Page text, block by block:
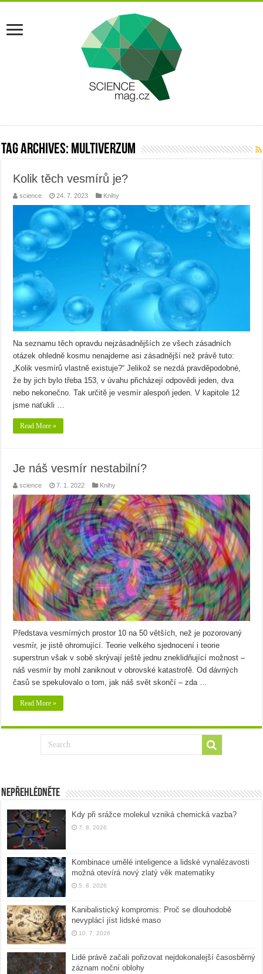
Tag Archives: multiverzum
Kolik těch vesmírů je?
science 24. 7. 2023 Knihy
Na seznamu těch opravdu nejzásadnějších ze všech zásadních
otázek ohledně kosmu nenajdeme asi zásadnější než právě tuto:
„Kolik vesmírů vlastně existuje?“ Jelikož se nezdá pravděpodobné,
že by jich bylo třeba 153, v úvahu přicházejí odpovědi jeden, dva
nebo nekonečno. Tak určitě je vesmír alespoň jeden. V kapitole 12
jsme naťukli …
Read More »
Je náš vesmír nestabilní?
science 7. 1. 2022 Knihy
Představa vesmírných prostor 10 na 50 větších, než je pozorovaný
vesmír, je jistě ohromující. Teorie velkého sjednocení i teorie
superstrun však v sobě skrývají ještě jednu zneklidňující možnost –
náš vesmír by mohl zaniknout v obrovské katastrofě. Od dávných
časů se spekulovalo o tom, jak náš svět skončí – zda …
Read More »
Nepřehlédněte
Kdy při srážce molekul vzniká chemická vazba?
7. 8. 2026
Kombinace umělé inteligence a lidské vynalézavosti
možná otevírá nový zlatý věk matematiky
5. 8. 2026
Kanibalistický kompromis: Proč se dlouhodobě
nevyplácí jíst lidské maso
10. 7. 2026
Lidé právě začali pořizovat nejdokonalejší časosběrný
záznam noční oblohy